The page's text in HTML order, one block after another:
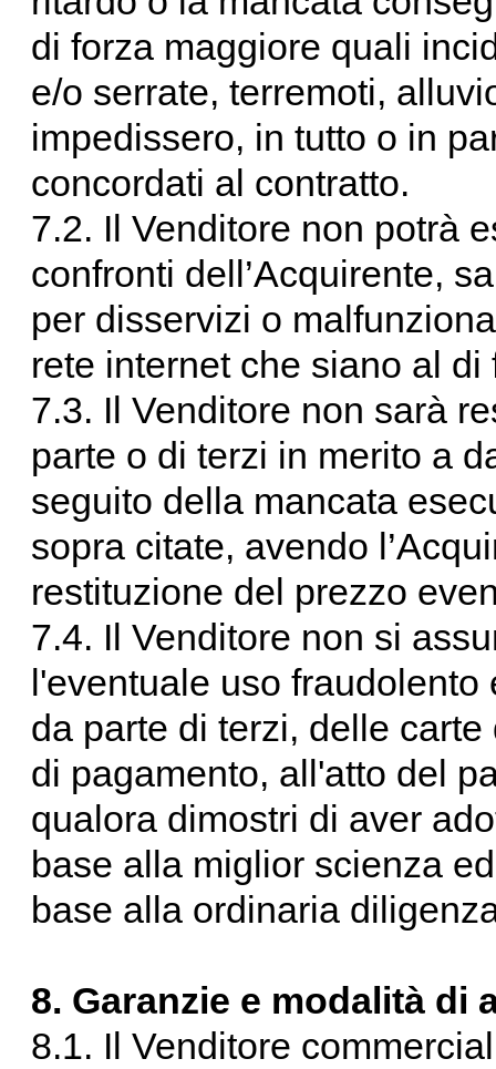
di forza maggiore quali
e/o serrate, terremoti,
impedissero, in tutto o in
concordati al contratto.
7.2. Il Venditore non potrà
confronti dell’Acquirente,
per disservizi o
rete internet che siano al
7.3. Il Venditore non sarà
parte o di terzi in merito a
seguito della mancata
sopra citate, avendo
restituzione del prezzo
7.4. Il Venditore non si
l'eventuale uso
da parte di terzi, delle
di pagamento, all'atto del
qualora dimostri di aver
base alla miglior scienza
base alla ordinaria
8. Garanzie e modalità di
8.1. Il Venditore